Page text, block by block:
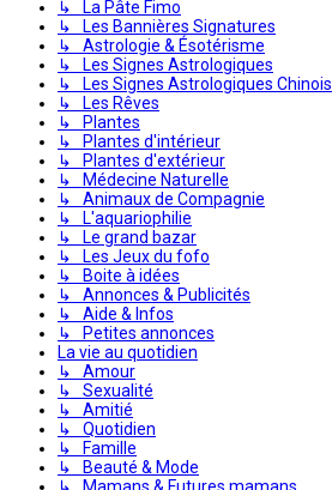
↳ La Pâte Fimo
↳ Les Bannières Signatures
↳ Astrologie & Ésotérisme
↳ Les Signes Astrologiques
↳ Les Signes Astrologiques Chinois
↳ Les Rêves
↳ Plantes
↳ Plantes d'intérieur
↳ Plantes d'extérieur
↳ Médecine Naturelle
↳ Animaux de Compagnie
↳ L'aquariophilie
↳ Le grand bazar
↳ Les Jeux du fofo
↳ Boite à idées
↳ Annonces & Publicités
↳ Aide & Infos
↳ Petites annonces
La vie au quotidien
↳ Amour
↳ Sexualité
↳ Amitié
↳ Quotidien
↳ Famille
↳ Beauté & Mode
↳ Mamans & Futures mamans